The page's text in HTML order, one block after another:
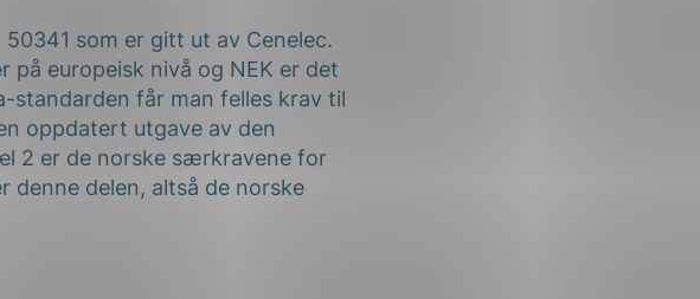
som er gitt ut av Cenelec.
på europeisk nivå og NEK er det
standarden får man felles krav til
oppdatert utgave av den
2 er de norske særkravene for
denne delen, altså de norske